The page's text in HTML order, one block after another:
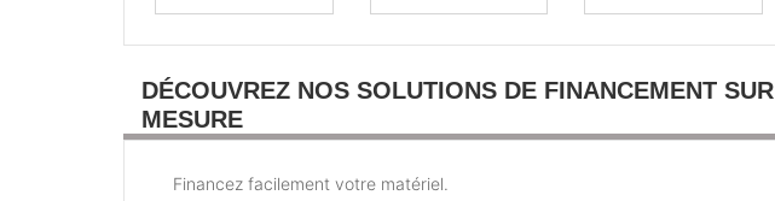
DÉCOUVREZ NOS SOLUTIONS DE FINANCEMENT SUR
MESURE
Financez facilement votre matériel.